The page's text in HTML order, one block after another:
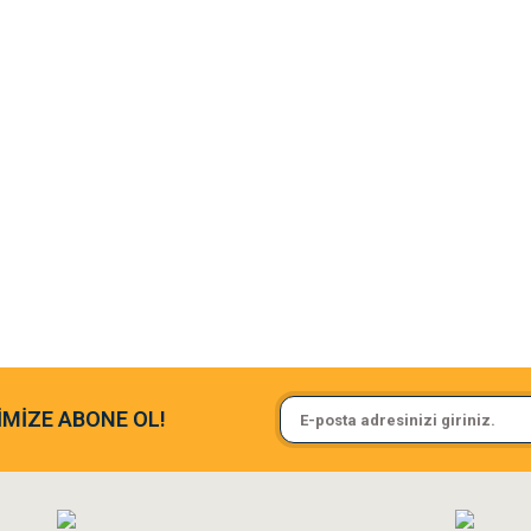
ve paketlemesine bayıldım
Sa**** On******
Pamuk için aradığım tüm
ABONE OL!